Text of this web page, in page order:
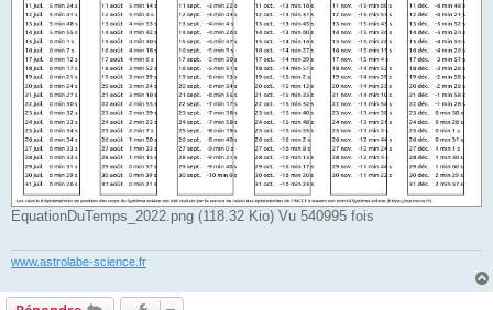
EquationDuTemps_2022.png (118.32 Kio) Vu 540995 fois
www.astrolabe-science.fr